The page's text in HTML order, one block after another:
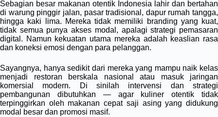
Sebagian besar makanan otentik Indonesia lahir dan bertahan
di warung pinggir jalan, pasar tradisional, dapur rumah tangga,
hingga kaki lima. Mereka tidak memiliki branding yang kuat,
tidak semua punya akses modal, apalagi strategi pemasaran
digital. Namun kekuatan utama mereka adalah keaslian rasa
dan koneksi emosi dengan para pelanggan.
Sayangnya, hanya sedikit dari mereka yang mampu naik kelas
menjadi restoran berskala nasional atau masuk jaringan
komersial modern. Di sinilah intervensi dan strategi
pembangunan dibutuhkan — agar kuliner otentik tidak
terpinggirkan oleh makanan cepat saji asing yang didukung
modal besar dan promosi masif.